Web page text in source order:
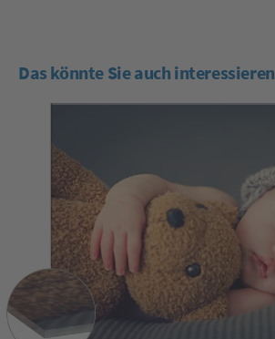
Das könnte Sie auch interessieren